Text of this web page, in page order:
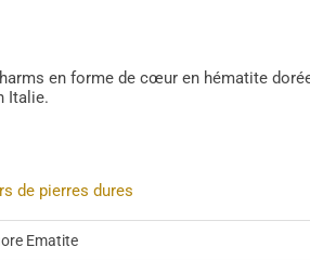
en forme de cœur en hématite
Italie.
de pierres dures
Ematite